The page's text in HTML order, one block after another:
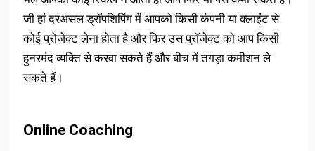
जी हां दरअसल ड्रॉपशिपिंग में आपको किसी कंपनी या क्लाइंट से
कोई प्रोजेक्ट लेना होता है और फिर उस प्रॉजेक्ट को आप किसी
हुनरमंद व्यक्ति से करवा सकते हैं और बीच में तगड़ा कमीशन ले
सकते हैं।
Online Coaching